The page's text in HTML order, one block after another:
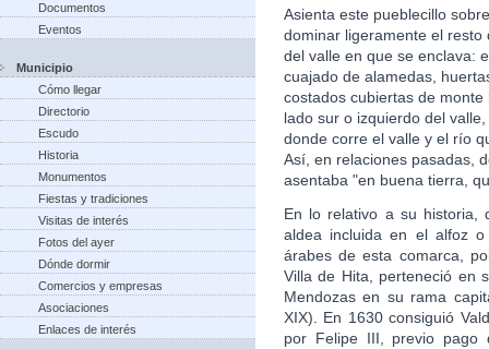
Documentos
Eventos
Municipio
Cómo llegar
Directorio
Escudo
Historia
Monumentos
Fiestas y tradiciones
Visitas de interés
Fotos del ayer
Dónde dormir
Comercios y empresas
Asociaciones
Enlaces de interés
Asienta este pueblecillo
dominar ligeramente el
del valle en que se enclava:
cuajado de alamedas,
costados cubiertas de
lado sur o izquierdo del
donde corre el valle y el río
Así, en relaciones pasadas,
asentaba "en buena tierra,
En lo relativo a su historia,
aldea incluida en el alfoz
árabes de esta comarca,
Villa de Hita, perteneció en
Mendozas en su rama
XIX). En 1630 consiguió
por Felipe III, previo pago